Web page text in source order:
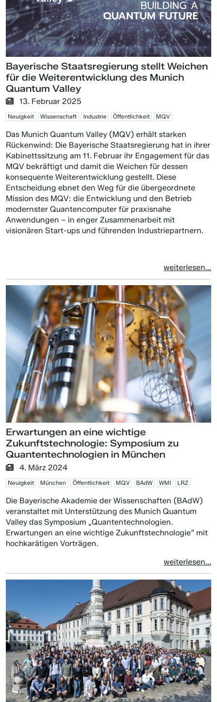
Bayerische Staatsregierung stellt Weichen
für die Weiterentwicklung des Munich
Quantum Valley
13. Februar 2025
Neuigkeit Wissenschaft Industrie Öffentlichkeit MQV
Das Munich Quantum Valley (MQV) erhält starken
Rückenwind: Die Bayerische Staatsregierung hat in ihrer
Kabinettssitzung am 11. Februar ihr Engagement für das
MQV bekräftigt und damit die Weichen für dessen
konsequente Weiterentwicklung gestellt. Diese
Entscheidung ebnet den Weg für die übergeordnete
Mission des MQV: die Entwicklung und den Betrieb
modernster Quantencomputer für praxisnahe
Anwendungen – in enger Zusammenarbeit mit
visionären Start-ups und führenden Industriepartnern.
weiterlesen...
Erwartungen an eine wichtige
Zukunftstechnologie: Symposium zu
Quantentechnologien in München
4. März 2024
Neuigkeit München Öffentlichkeit MQV BAdW WMI LRZ
Die Bayerische Akademie der Wissenschaften (BAdW)
veranstaltet mit Unterstützung des Munich Quantum
Valley das Symposium „Quantentechnologien.
Erwartungen an eine wichtige Zukunftstechnologie“ mit
hochkarätigen Vorträgen.
weiterlesen...